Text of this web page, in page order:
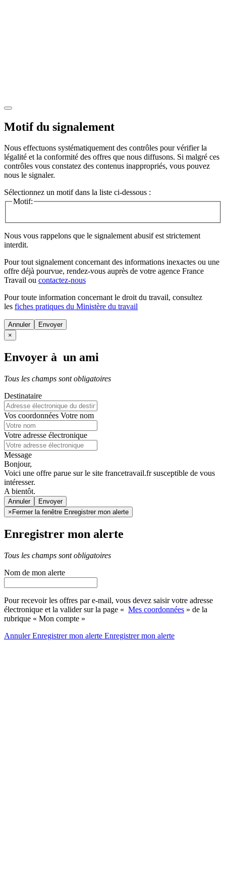
Motif du signalement
Nous effectuons systématiquement des contrôles pour vérifier la
légalité et la conformité des offres que nous diffusons. Si malgré ces
contrôles vous constatez des contenus inappropriés, vous pouvez
nous le signaler.
Sélectionnez un motif dans la liste ci-dessous :
Motif:
Nous vous rappelons que le signalement abusif est strictement
interdit.
Pour tout signalement concernant des informations inexactes ou une
offre déjà pourvue, rendez-vous auprès de votre agence France
Travail ou contactez-nous
Pour toute information concernant le droit du travail, consultez
les fiches pratiques du Ministère du travail
Annuler
×
Envoyer à un ami
Tous les champs sont obligatoires
Destinataire
Vos coordonnées Votre nom
Votre adresse électronique
Message
Bonjour,
Voici une offre parue sur le site francetravail.fr susceptible de vous
intéresser.
A bientôt.
Annuler
× Fermer la fenêtre Enregistrer mon alerte
Enregistrer mon alerte
Tous les champs sont obligatoires
Nom de mon alerte
Pour recevoir les offres par e-mail, vous devez saisir votre adresse
électronique et la valider sur la page « Mes coordonnées » de la
rubrique « Mon compte »
AnnulerEnregistrer mon alerte Enregistrermon alerte